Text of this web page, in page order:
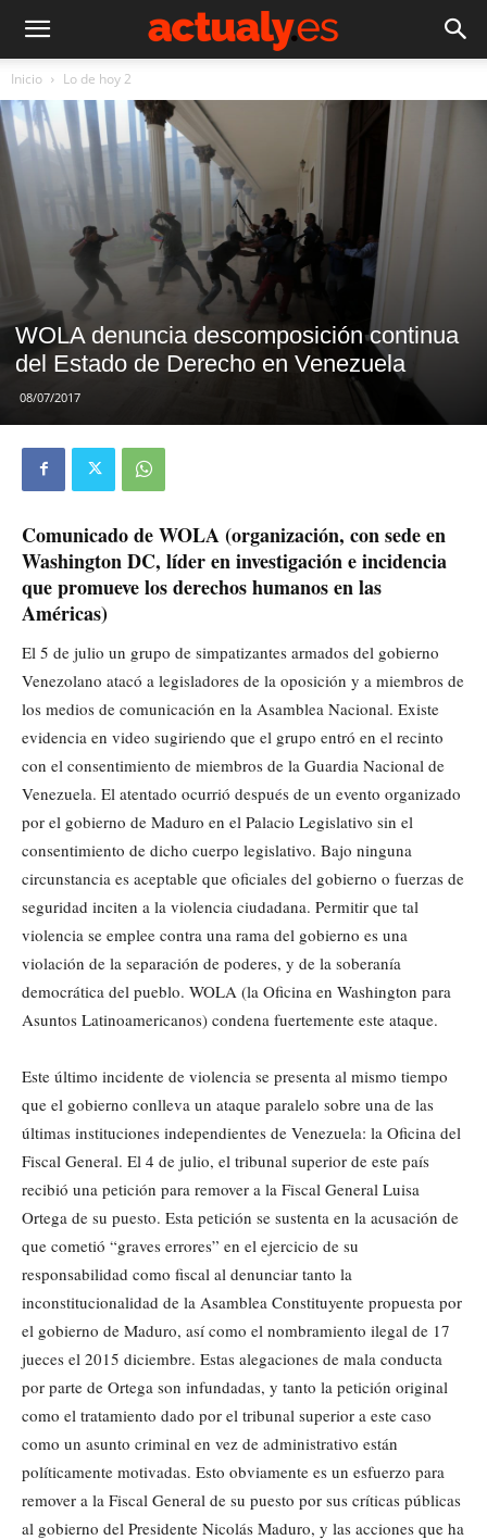
Inicio Lo de hoy 2
WOLA denuncia descomposición continua
del Estado de Derecho en Venezuela
08/07/2017
Comunicado de WOLA (organización, con sede en
Washington DC, líder en investigación e incidencia
que promueve los derechos humanos en las
Américas)
El 5 de julio un grupo de simpatizantes armados del gobierno
Venezolano atacó a legisladores de la oposición y a miembros de
los medios de comunicación en la Asamblea Nacional. Existe
evidencia en video sugiriendo que el grupo entró en el recinto
con el consentimiento de miembros de la Guardia Nacional de
Venezuela. El atentado ocurrió después de un evento organizado
por el gobierno de Maduro en el Palacio Legislativo sin el
consentimiento de dicho cuerpo legislativo. Bajo ninguna
circunstancia es aceptable que oficiales del gobierno o fuerzas de
seguridad inciten a la violencia ciudadana. Permitir que tal
violencia se emplee contra una rama del gobierno es una
violación de la separación de poderes, y de la soberanía
democrática del pueblo. WOLA (la Oficina en Washington para
Asuntos Latinoamericanos) condena fuertemente este ataque.
Este último incidente de violencia se presenta al mismo tiempo
que el gobierno conlleva un ataque paralelo sobre una de las
últimas instituciones independientes de Venezuela: la Oficina del
Fiscal General. El 4 de julio, el tribunal superior de este país
recibió una petición para remover a la Fiscal General Luisa
Ortega de su puesto. Esta petición se sustenta en la acusación de
que cometió “graves errores” en el ejercicio de su
responsabilidad como fiscal al denunciar tanto la
inconstitucionalidad de la Asamblea Constituyente propuesta por
el gobierno de Maduro, así como el nombramiento ilegal de 17
jueces el 2015 diciembre. Estas alegaciones de mala conducta
por parte de Ortega son infundadas, y tanto la petición original
como el tratamiento dado por el tribunal superior a este caso
como un asunto criminal en vez de administrativo están
políticamente motivadas. Esto obviamente es un esfuerzo para
remover a la Fiscal General de su puesto por sus críticas públicas
al gobierno del Presidente Nicolás Maduro, y las acciones que ha